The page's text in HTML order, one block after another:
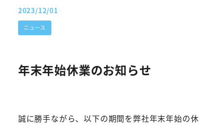
年末年始休業のお知らせ
投稿日
2023/12/01
カテゴリー
ニュース
誠に勝手ながら、以下の期間を弊社年末年始の休